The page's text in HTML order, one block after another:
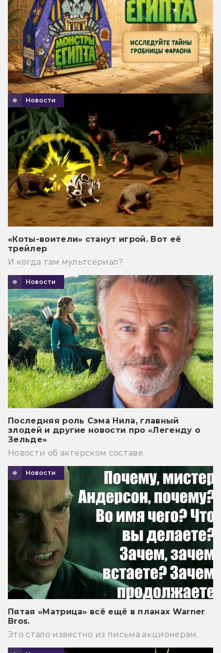
Новости
«Коты-воители» станут игрой. Вот её
трейлер
И когда там мультсериал?
Новости
Последняя роль Сэма Нила, главный
злодей и другие новости про «Легенду о
Зельде»
Новости об актёрском составе.
Новости
Пятая «Матрица» всё ещё в планах Warner
Bros.
Это стало известно из письма акционерам.